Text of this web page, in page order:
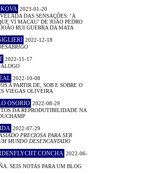
2023-01-20
DAS SENSAÇÕES: ‘A
VI MACAU’ DE JOÃO PEDRO
RUI GUERRA DA MATA
2022-12-18
2022-11-17
2022-10-08
A PARTIR DE, SOB E SOBRE O
VIEGAS OLIVEIRA
OSORIO 2022-08-29
DA REPRODUTIBILIDADE NA
2022-07-29
PRECIOSA PARA SER
MUNDO DESENCANTADO
CONCHA 2022-06-
SEIS NOTAS PARA UM BLOG